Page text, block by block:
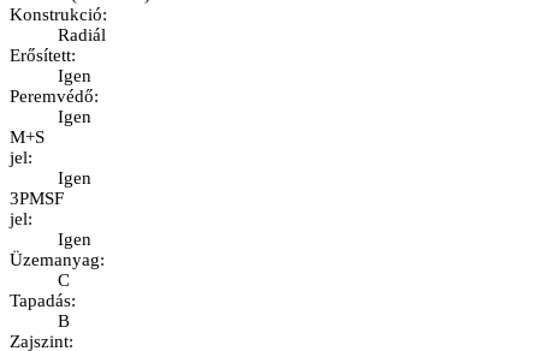
Konstrukció:
Radiál
Erősített:
Igen
Peremvédő:
Igen
M+S
jel:
Igen
3PMSF
jel:
Igen
Üzemanyag:
C
Tapadás:
B
Zajszint: